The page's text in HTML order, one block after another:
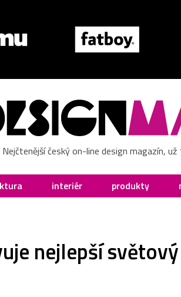
Nejčtenější český on-line design magazín,
interiér produkty
nejlepší